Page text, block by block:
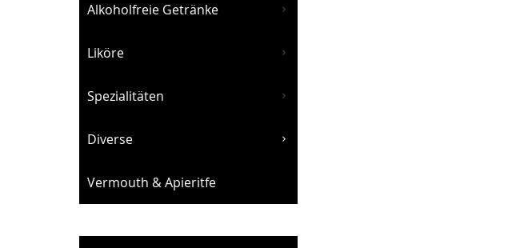
Alkoholfreie Getränke
Liköre
Spezialitäten
Diverse
Vermouth & Apieritfe